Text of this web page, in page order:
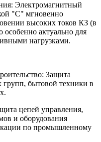
Электромагнитный
"C" мгновенно
высоких токов КЗ (в
актуально для
нагрузками.
Защита
групп, бытовой техники в
цепей управления,
и оборудования
по промышленному